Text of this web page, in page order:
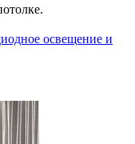
освещение и